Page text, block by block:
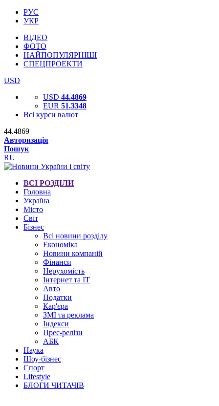
РУС
УКР
ВІДЕО
ФОТО
НАЙПОПУЛЯРНІШІ
СПЕЦПРОЕКТИ
USD
USD 44.4869
EUR 51.3348
Всі курси валют
44.4869
Авторизація
Пошук
RU
ВСІ РОЗДІЛИ
Головна
Україна
Місто
Світ
Бізнес
Всі новини розділу
Економіка
Новини компаній
Фінанси
Нерухомість
Інтернет та IT
Авто
Податки
Кар'єра
ЗМІ та реклама
Індекси
Прес-релізи
АБК
Наука
Шоу-бізнес
Спорт
Lifestyle
БЛОГИ ЧИТАЧІВ